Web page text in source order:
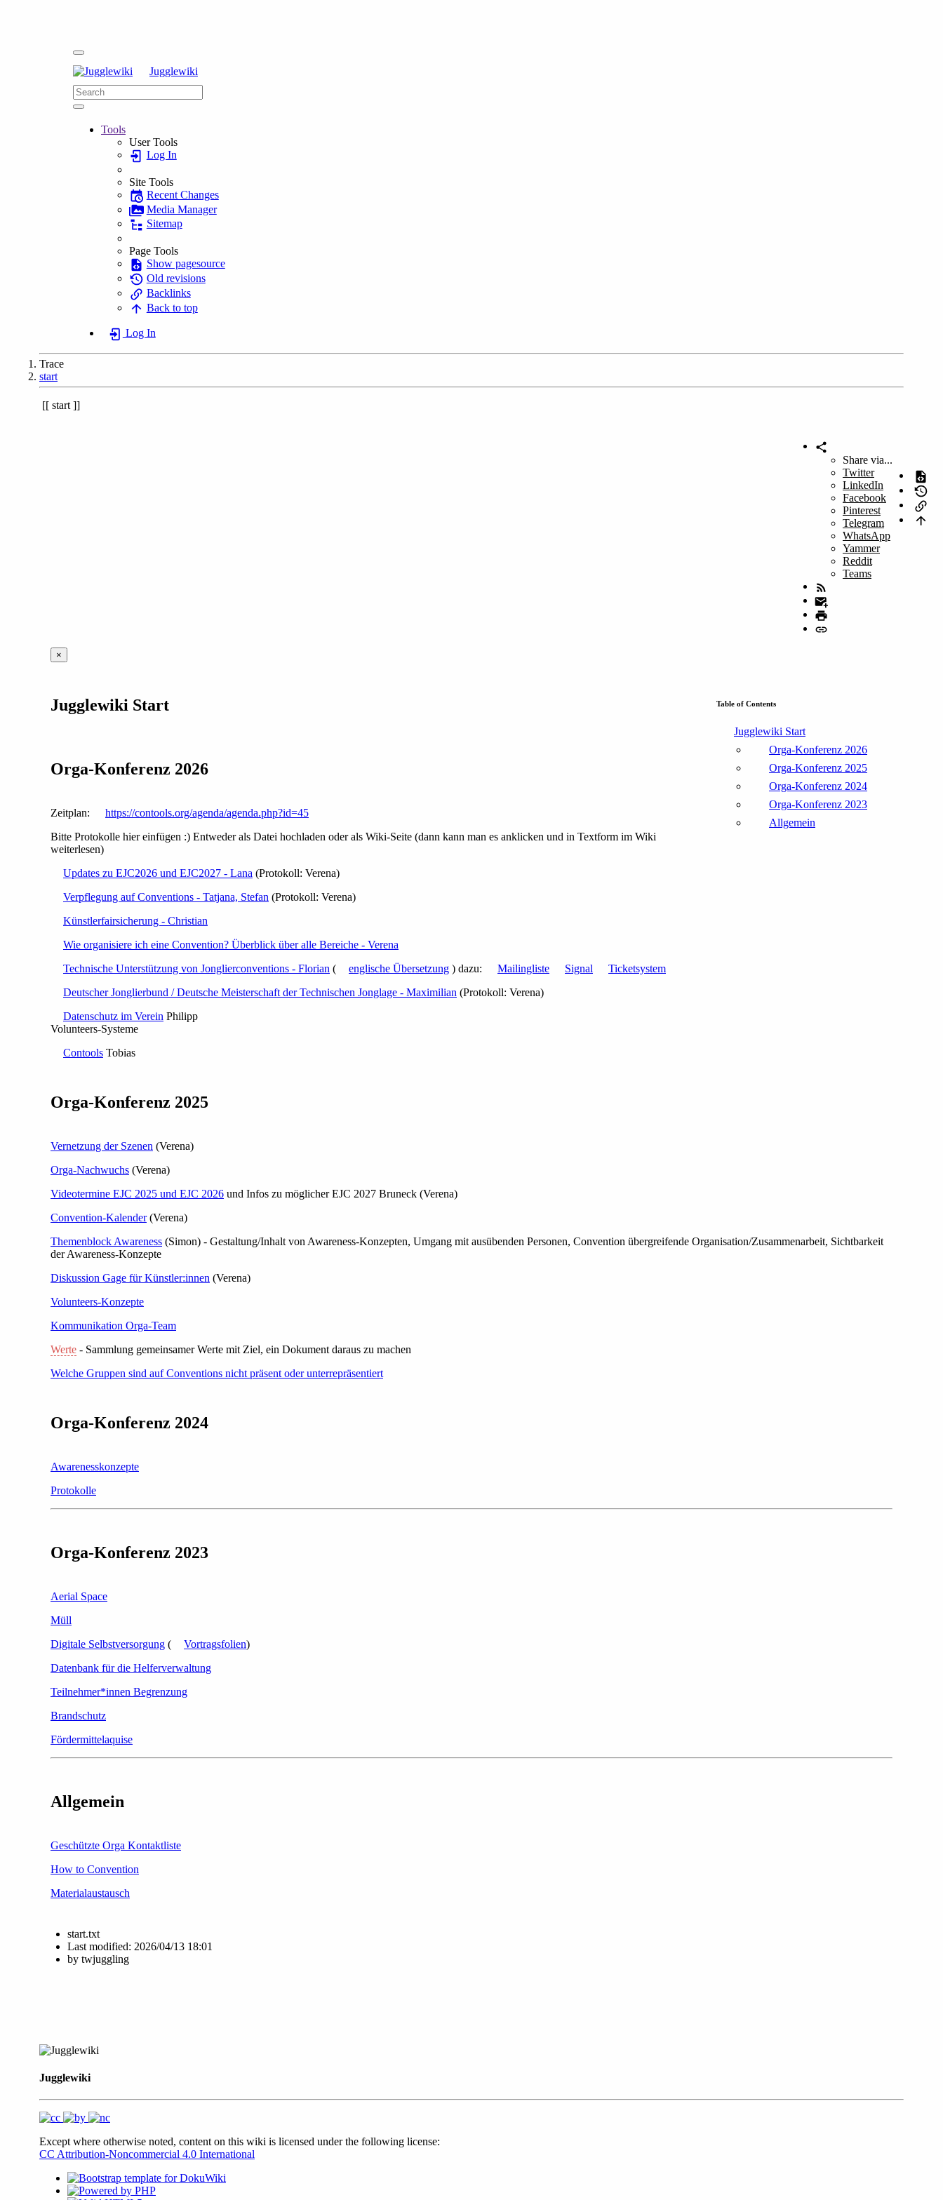
Jugglewiki
Tools
User Tools
Log In
Site Tools
Recent Changes
Media Manager
Sitemap
Page Tools
Show pagesource
Old revisions
Backlinks
Back to top
Log In
Trace
start
start
Share via...
Twitter
LinkedIn
Facebook
Pinterest
Telegram
WhatsApp
Yammer
Reddit
Teams
×
Table of Contents
Jugglewiki Start
Orga-Konferenz 2026
Orga-Konferenz 2025
Orga-Konferenz 2024
Orga-Konferenz 2023
Allgemein
Jugglewiki Start
Orga-Konferenz 2026
Zeitplan:
https://contools.org/agenda/agenda.php?id=45
Bitte Protokolle hier einfügen :) Entweder als Datei hochladen oder als Wiki-Seite (dann kann man es anklicken und in Textform im Wiki
weiterlesen)
Updates zu EJC2026 und EJC2027 - Lana (Protokoll: Verena)
Verpflegung auf Conventions - Tatjana, Stefan (Protokoll: Verena)
Künstlerfairsicherung - Christian
Wie organisiere ich eine Convention? Überblick über alle Bereiche - Verena
Technische Unterstützung von Jonglierconventions - Florian ( englische Übersetzung ) dazu: Mailingliste Signal
Ticketsystem
Deutscher Jonglierbund / Deutsche Meisterschaft der Technischen Jonglage - Maximilian (Protokoll: Verena)
Datenschutz im Verein Philipp
Volunteers-Systeme
Contools Tobias
Orga-Konferenz 2025
Vernetzung der Szenen (Verena)
Orga-Nachwuchs (Verena)
Videotermine EJC 2025 und EJC 2026 und Infos zu möglicher EJC 2027 Bruneck (Verena)
Convention-Kalender(Verena)
Themenblock Awareness (Simon) - Gestaltung/Inhalt von Awareness-Konzepten, Umgang mit ausübenden Personen, Convention übergreifende Organisation/Zusammenarbeit, Sichtbarkeit
der Awareness-Konzepte
Diskussion Gage für Künstler:innen (Verena)
Volunteers-Konzepte
Kommunikation Orga-Team
Werte - Sammlung gemeinsamer Werte mit Ziel, ein Dokument daraus zu machen
Welche Gruppen sind auf Conventions nicht präsent oder unterrepräsentiert
Orga-Konferenz 2024
Awarenesskonzepte
Protokolle
Orga-Konferenz 2023
Aerial Space
Müll
Digitale Selbstversorgung ( Vortragsfolien)
Datenbank für die Helferverwaltung
Teilnehmer*innen Begrenzung
Brandschutz
Fördermittelaquise
Allgemein
Geschützte Orga Kontaktliste
How to Convention
Materialaustausch
start.txt
Last modified: 2026/04/13 18:01
by twjuggling
Jugglewiki
Except where otherwise noted, content on this wiki is licensed under the following license:
CC Attribution-Noncommercial 4.0 International